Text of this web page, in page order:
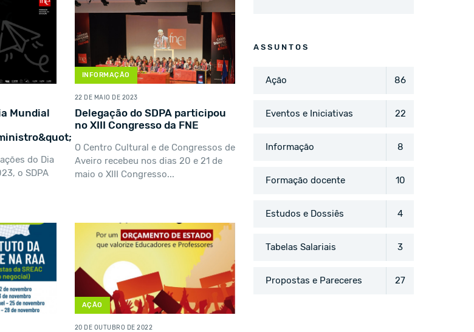
Mundial
do Dia
o SDPA
INFORMAÇÃO
22 DE MAIO DE 2023
Delegação do SDPA participou
no XIII Congresso da FNE
O Centro Cultural e de Congressos de
Aveiro recebeu nos dias 20 e 21 de
maio o XIII Congresso...
AÇÃO
20 DE OUTUBRO DE 2022
ASSUNTOS
Ação 86
Eventos e Iniciativas 22
Informação 8
Formação docente 10
Estudos e Dossiês 4
Tabelas Salariais 3
Propostas e Pareceres 27